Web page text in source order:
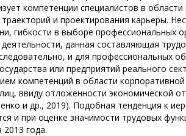
компетенции специалистов в
и проектирования карьеры.
гибкости в выборе
данная составляющая
и для профессиональных
или предприятий реального
компетенций в области
ввиду отложенности экономической
и др., 2019). Подобная тенденция к
и при оценке значимости трудовых
2013 года.